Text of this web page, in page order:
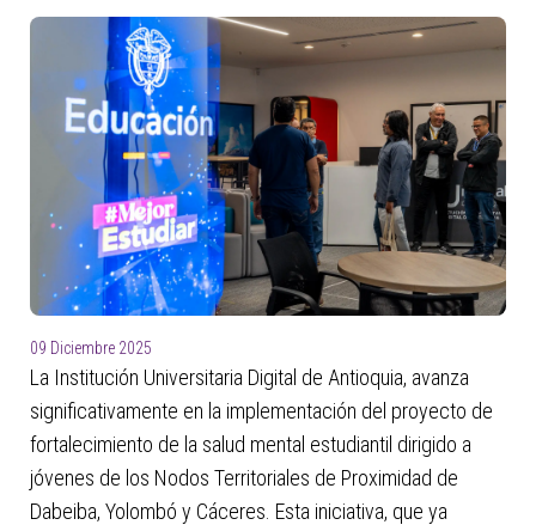
09 Diciembre 2025
La Institución Universitaria Digital de Antioquia, avanza
significativamente en la implementación del proyecto de
fortalecimiento de la salud mental estudiantil dirigido a
jóvenes de los Nodos Territoriales de Proximidad de
Dabeiba, Yolombó y Cáceres. Esta iniciativa, que ya